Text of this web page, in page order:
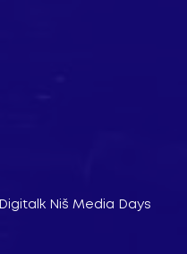
Digitalk Niš Media Days